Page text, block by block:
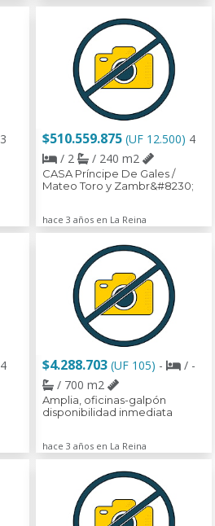
3
$510.559.875 (UF 12.500) 4
/ 2
/ 240 m2
CASA Príncipe De Gales /
Mateo Toro y Zambr&#8230;
hace 3 años en La Reina
4
$4.288.703 (UF 105) -
/ -
/ 700 m2
Amplia, oficinas-galpón
disponibilidad inmediata
hace 3 años en La Reina